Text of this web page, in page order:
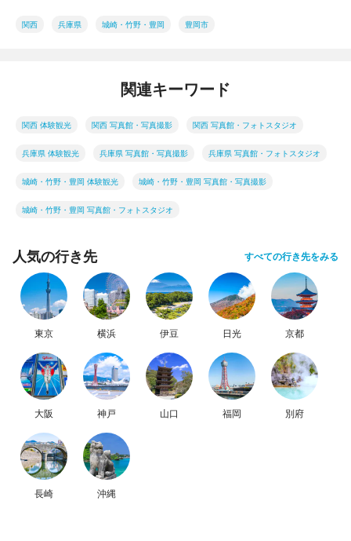
関西 兵庫県 城崎・竹野・豊岡 豊岡市
関連キーワード
関西 体験観光 関西 写真館・写真撮影 関西 写真館・フォトスタジオ
兵庫県 体験観光 兵庫県 写真館・写真撮影 兵庫県 写真館・フォトスタジオ
城崎・竹野・豊岡 体験観光 城崎・竹野・豊岡 写真館・写真撮影
城崎・竹野・豊岡 写真館・フォトスタジオ
人気の行き先 すべての行き先をみる
東京 横浜 伊豆 日光 京都
大阪 神戸 山口 福岡 別府
長崎 沖縄